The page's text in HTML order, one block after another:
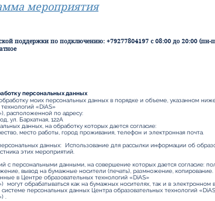
мероприятия
поддержки по подключению: +79277804197 с 08:00 до 20:00 (пн-
персональных данных
моих персональных данных в порядке и объеме, указанном
«DiAS»
по адресу:
ул. Бархатная, 122А
данных, на обработку которых дается согласие:
место работы, город проживания, телефон и электронная почта.
данных: Использование для рассылки информации об
этих мероприятий.
с персональными данными, на совершение которых дается согласие:
вывод на бумажные носители (печать), размножение, копирование.
в Центре образовательных технологий «DiAS»
обрабатываться как на бумажных носителях, так и в электронном
персональных данных Центра образовательных технологий
.